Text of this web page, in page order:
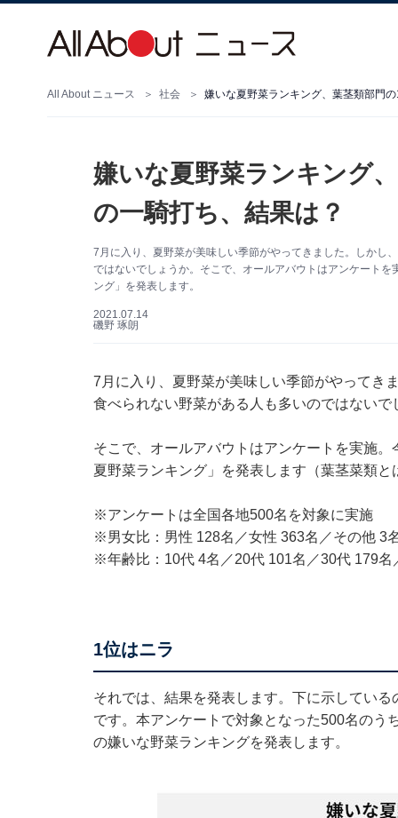
All About ニュース 社会 嫌いな夏野菜ランキング、葉茎類部門
嫌いな夏野菜ランキング
の一騎打ち、結果は？
7月に入り、夏野菜が美味しい季節がやってきました。しかし
ではないでしょうか。そこで、オールアバウトはアンケート
ング」を発表します。
2021.07.14
磯野 琢朗
7月に入り、夏野菜が美味しい季節がやってき
食べられない野菜がある人も多いのではないで
そこで、オールアバウトはアンケートを実施
夏野菜ランキング」を発表します（葉茎菜類
※アンケートは全国各地500名を対象に実施
※男女比：男性 128名／女性 363名／その他 3
※年齢比：10代 4名／20代 101名／30代 179
1位はニラ
それでは、結果を発表します。下に示してい
です。本アンケートで対象となった500名のう
の嫌いな野菜ランキングを発表します。